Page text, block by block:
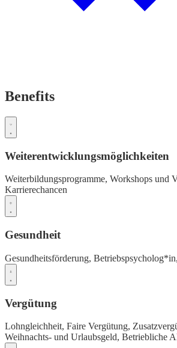
Benefits
Weiterentwicklungsmöglichkeiten
Weiterbildungsprogramme, Workshops und
Karrierechancen
Gesundheit
Gesundheitsförderung, Betriebspsycholog*in,
Vergütung
Lohngleichheit, Faire Vergütung,
Weihnachts- und Urlaubsgeld, Betriebliche